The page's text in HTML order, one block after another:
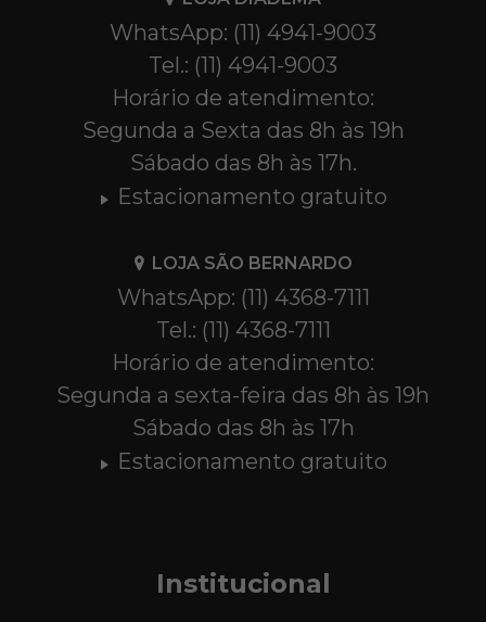
WhatsApp: (11) 4941-9003
Tel.: (11) 4941-9003
Horário de atendimento:
Segunda a Sexta das 8h às 19h
Sábado das 8h às 17h.
Estacionamento gratuito
LOJA SÃO BERNARDO
WhatsApp: (11) 4368-7111
Tel.: (11) 4368-7111
Horário de atendimento:
Segunda a sexta-feira das 8h às 19h
Sábado das 8h às 17h
Estacionamento gratuito
Institucional